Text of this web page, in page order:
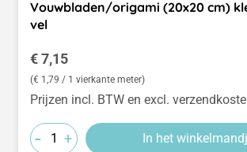
Vouwbladen/origami (20x20 cm)
vel
Normale prijs:
€ 7,15
(€ 1,79 / 1 vierkante meter)
Prijzen incl. BTW en excl.
- + In het